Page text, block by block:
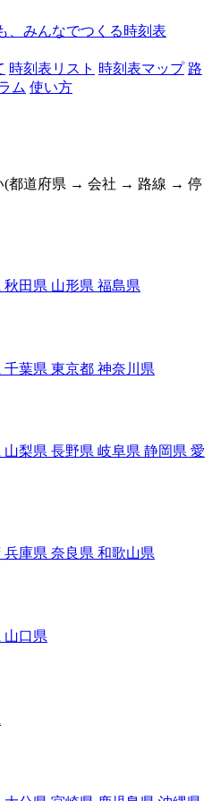
、みんなでつくる時刻表
時刻表リスト 時刻表マップ 路
ム 使い方
(都道府県 → 会社 → 路線 → 停
秋田県 山形県 福島県
千葉県 東京都 神奈川県
山梨県 長野県 岐阜県 静岡県 愛
兵庫県 奈良県 和歌山県
山口県